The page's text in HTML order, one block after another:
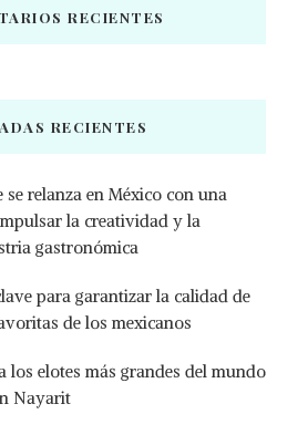
RECIENTES
RECIENTES
se relanza en México con una
la creatividad y la
gastronómica
para garantizar la calidad de
de los mexicanos
los elotes más grandes del mundo
Nayarit